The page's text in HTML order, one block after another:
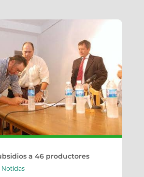
a 46 productores
Noticias